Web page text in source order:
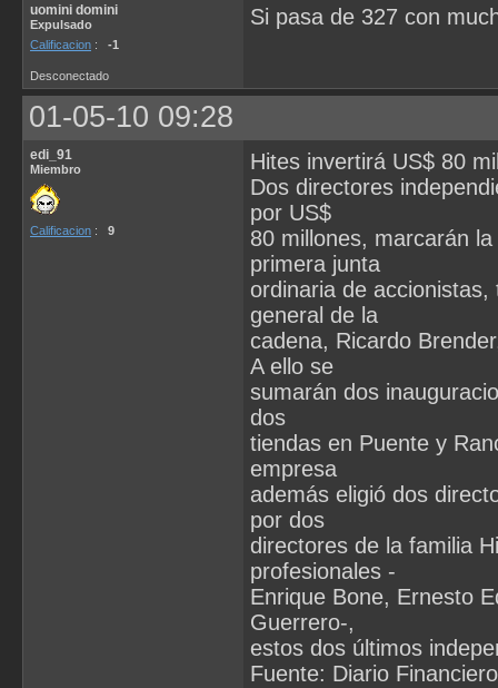
uomini domini
Expulsado
Calificacion : -1
Si pasa de 327 con
Desconectado
01-05-10 09:28
edi_91
Miembro
Calificacion : 9
Hites invertirá US$ 80
Dos directores
por US$
80 millones, marcarán
primera junta
ordinaria de
general de la
cadena, Ricardo
A ello se
sumarán dos
dos
tiendas en Puente y
empresa
además eligió dos
por dos
directores de la familia
profesionales -
Enrique Bone, Ernesto
Guerrero-,
estos dos últimos
Fuente: Diario Financiero